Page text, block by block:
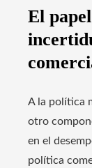
El
A la política
otro
en el
política